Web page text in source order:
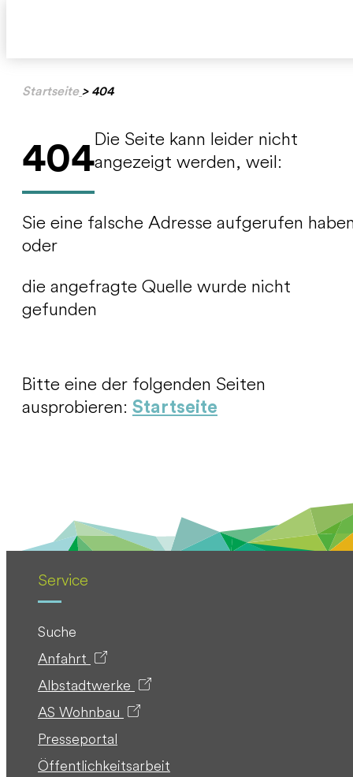
Startseite > 404
404
Die Seite kann leider nicht
angezeigt werden, weil:
Sie eine falsche Adresse aufgerufen
oder
die angefragte Quelle wurde nicht
gefunden
Bitte eine der folgenden Seiten
ausprobieren: Startseite
Service
Suche
Anfahrt
Albstadtwerke
AS Wohnbau
Presseportal
Öffentlichkeitsarbeit